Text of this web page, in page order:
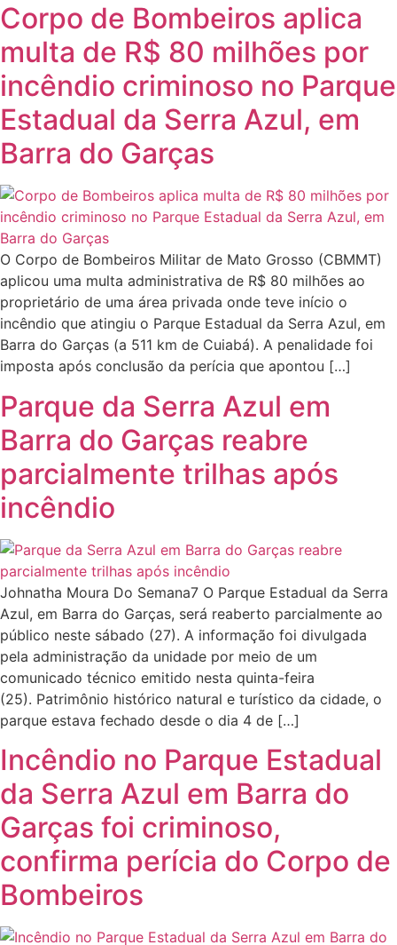
Corpo de Bombeiros aplica
multa de R$ 80 milhões por
incêndio criminoso no Parque
Estadual da Serra Azul, em
Barra do Garças
O Corpo de Bombeiros Militar de Mato Grosso (CBMMT)
aplicou uma multa administrativa de R$ 80 milhões ao
proprietário de uma área privada onde teve início o
incêndio que atingiu o Parque Estadual da Serra Azul, em
Barra do Garças (a 511 km de Cuiabá). A penalidade foi
imposta após conclusão da perícia que apontou […]
Parque da Serra Azul em
Barra do Garças reabre
parcialmente trilhas após
incêndio
Johnatha Moura Do Semana7 O Parque Estadual da Serra
Azul, em Barra do Garças, será reaberto parcialmente ao
público neste sábado (27). A informação foi divulgada
pela administração da unidade por meio de um
comunicado técnico emitido nesta quinta-feira
(25). Patrimônio histórico natural e turístico da cidade, o
parque estava fechado desde o dia 4 de […]
Incêndio no Parque Estadual
da Serra Azul em Barra do
Garças foi criminoso,
confirma perícia do Corpo de
Bombeiros